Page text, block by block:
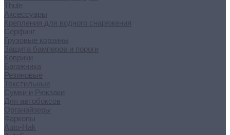
Thule
Аксессуары
Крепления для водного снаряжения
Серфинг
Грузовые корзины
Защита бамперов и пороги
Коврики
Багажника
Резиновые
Текстильные
Сумки и Рюкзаки
Для автобоксов
Органайзеры
Фаркопы
Auto-Hak